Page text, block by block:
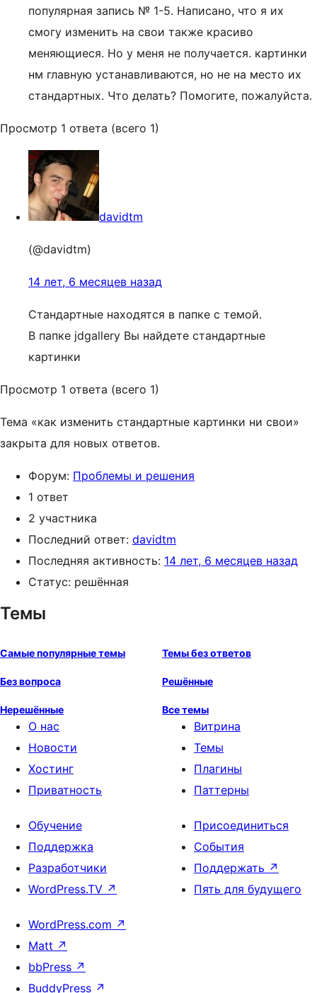
популярная запись № 1-5. Написано, что я их
смогу изменить на свои также красиво
меняющиеся. Но у меня не получается. картинки
нм главную устанавливаются, но не на место их
стандартных. Что делать? Помогите, пожалуйста.
Просмотр 1 ответа (всего 1)
davidtm
(@davidtm)
14 лет, 6 месяцев назад
Стандартные находятся в папке с темой.
В папке jdgallery Вы найдете стандартные
картинки
Просмотр 1 ответа (всего 1)
Тема «как изменить стандартные картинки ни свои»
закрыта для новых ответов.
Форум: Проблемы и решения
1 ответ
2 участника
Последний ответ: davidtm
Последняя активность: 14 лет, 6 месяцев назад
Статус: решённая
Темы
Самые популярные темы Темы без ответов
Без вопроса Решённые
Нерешённые Все темы
О нас
Новости
Хостинг
Приватность
Витрина
Темы
Плагины
Паттерны
Обучение
Поддержка
Разработчики
WordPress.TV ↗
Присоединиться
События
Поддержать ↗
Пять для будущего
WordPress.com ↗
Matt ↗
bbPress ↗
BuddyPress ↗